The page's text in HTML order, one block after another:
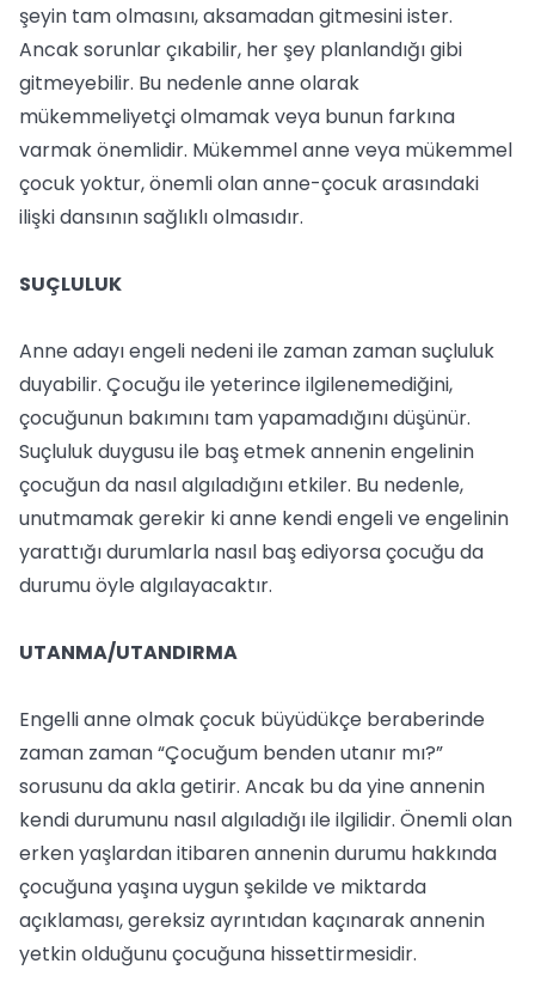
şeyin tam olmasını, aksamadan gitmesini ister.
Ancak sorunlar çıkabilir, her şey planlandığı gibi
gitmeyebilir. Bu nedenle anne olarak
mükemmeliyetçi olmamak veya bunun farkına
varmak önemlidir. Mükemmel anne veya mükemmel
çocuk yoktur, önemli olan anne-çocuk arasındaki
ilişki dansının sağlıklı olmasıdır.
SUÇLULUK
Anne adayı engeli nedeni ile zaman zaman suçluluk
duyabilir. Çocuğu ile yeterince ilgilenemediğini,
çocuğunun bakımını tam yapamadığını düşünür.
Suçluluk duygusu ile baş etmek annenin engelinin
çocuğun da nasıl algıladığını etkiler. Bu nedenle,
unutmamak gerekir ki anne kendi engeli ve engelinin
yarattığı durumlarla nasıl baş ediyorsa çocuğu da
durumu öyle algılayacaktır.
UTANMA/UTANDIRMA
Engelli anne olmak çocuk büyüdükçe beraberinde
zaman zaman “Çocuğum benden utanır mı?”
sorusunu da akla getirir. Ancak bu da yine annenin
kendi durumunu nasıl algıladığı ile ilgilidir. Önemli olan
erken yaşlardan itibaren annenin durumu hakkında
çocuğuna yaşına uygun şekilde ve miktarda
açıklaması, gereksiz ayrıntıdan kaçınarak annenin
yetkin olduğunu çocuğuna hissettirmesidir.